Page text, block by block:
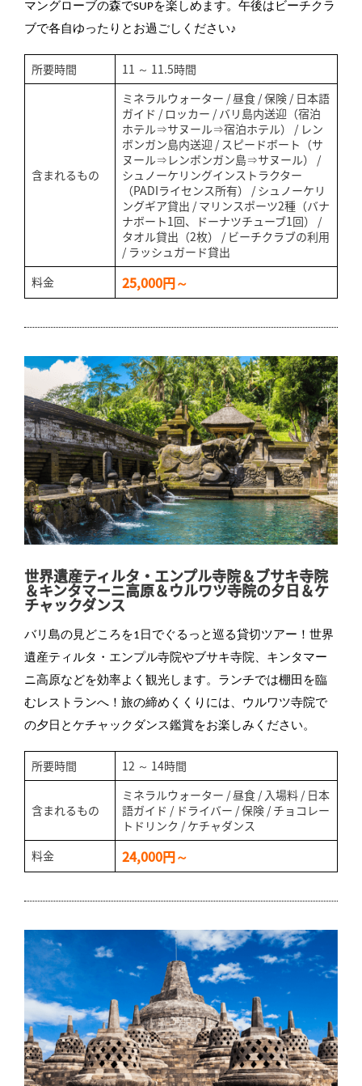
マングローブの森でSUPを楽しめます。午後はビーチクラ
ブで各自ゆったりとお過ごしください♪
所要時間 11 ～ 11.5時間
含まれるもの
ミネラルウォーター / 昼食 / 保険 / 日本語
ガイド / ロッカー / バリ島内送迎（宿泊
ホテル⇒サヌール⇒宿泊ホテル） / レン
ボンガン島内送迎 / スピードボート（サ
ヌール⇒レンボンガン島⇒サヌール） /
シュノーケリングインストラクター
（PADIライセンス所有） / シュノーケリ
ングギア貸出 / マリンスポーツ2種（バナ
ナボート1回、ドーナツチューブ1回） /
タオル貸出（2枚） / ビーチクラブの利用
/ ラッシュガード貸出
料金
25,000円～
世界遺産ティルタ・エンプル寺院＆ブサキ寺院
＆キンタマーニ高原＆ウルワツ寺院の夕日＆ケ
チャックダンス
バリ島の見どころを1日でぐるっと巡る貸切ツアー！世界
遺産ティルタ・エンプル寺院やブサキ寺院、キンタマー
ニ高原などを効率よく観光します。ランチでは棚田を臨
むレストランへ！旅の締めくくりには、ウルワツ寺院で
の夕日とケチャックダンス鑑賞をお楽しみください。
所要時間 12 ～ 14時間
含まれるもの
ミネラルウォーター / 昼食 / 入場料 / 日本
語ガイド / ドライバー / 保険 / チョコレー
トドリンク / ケチャダンス
料金
24,000円～